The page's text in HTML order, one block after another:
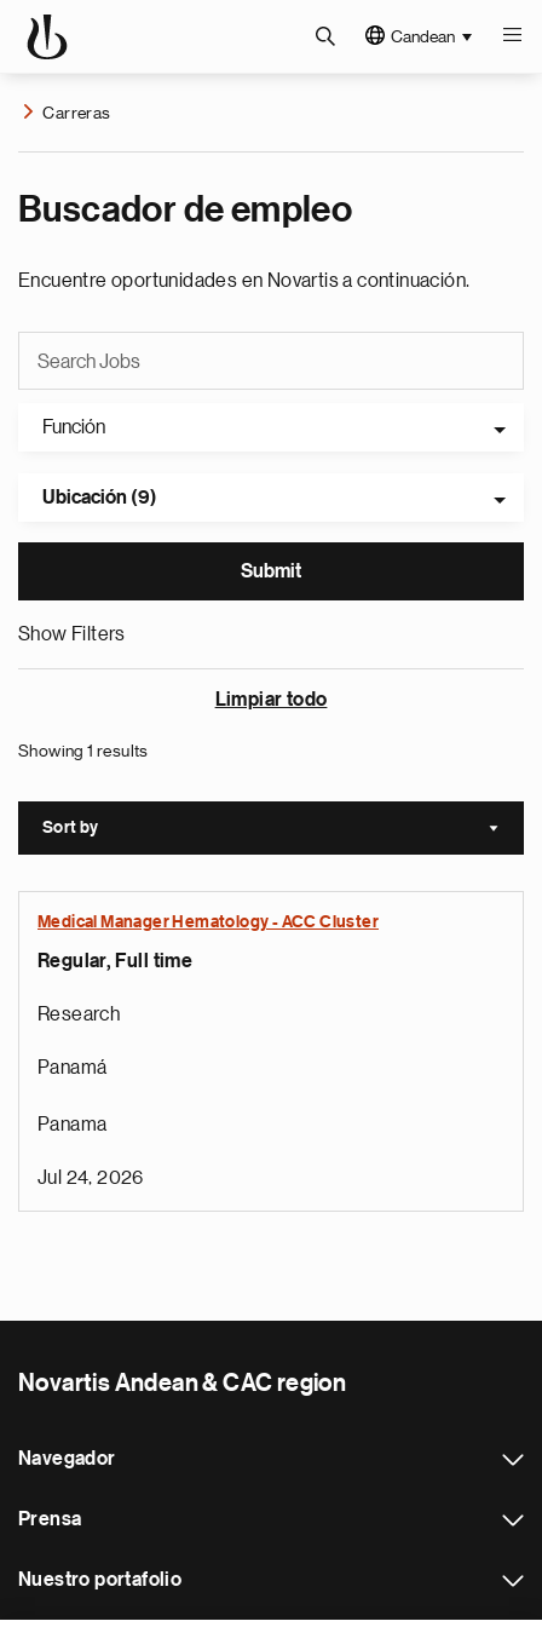
Candean
Carreras
Buscador de empleo
Encuentre oportunidades en Novartis a continuación.
Función
Ubicación (9)
Show Filters
Limpiar todo
Showing 1 results
Sort by Sort
Medical Manager Hematology - ACC Cluster
Regular, Full time
Research
Panamá
Panama
Jul 24, 2026
Novartis Andean & CAC region
Navegador
Prensa
Nuestro portafolio